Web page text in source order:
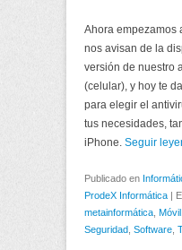
Ahora empezamos
nos avisan de la
versión de nuestro
(celular), y hoy te
para elegir el
tus necesidades,
iPhone. Seguir
Publicado en
ProdeX Informática |
metainformática Móvil
Seguridad Software